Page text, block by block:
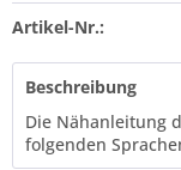
Artikel-Nr.:
Beschreibung
Die Nähanleitung
folgenden